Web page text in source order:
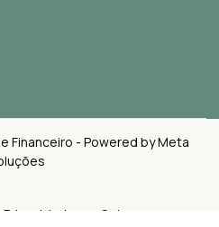
Financeiro - Powered by Meta
Sobre nos